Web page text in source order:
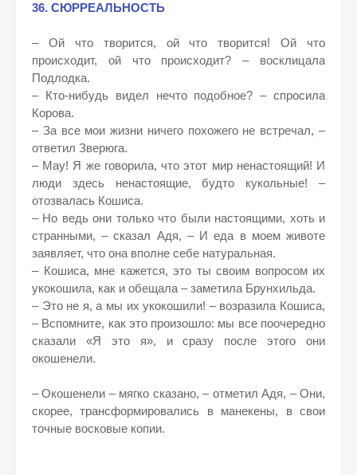
36. СЮРРЕАЛЬНОСТЬ
– Ой что творится, ой что творится! Ой что
происходит, ой что происходит? – восклицала
Подлодка.
– Кто-нибудь видел нечто подобное? – спросила
Корова.
– За все мои жизни ничего похожего не встречал, –
ответил Зверюга.
– Мау! Я же говорила, что этот мир ненастоящий! И
люди здесь ненастоящие, будто кукольные! –
отозвалась Кошиса.
– Но ведь они только что были настоящими, хоть и
странными, – сказал Адя, – И еда в моем животе
заявляет, что она вполне себе натуральная.
– Кошиса, мне кажется, это ты своим вопросом их
укокошила, как и обещала – заметила Брунхильда.
– Это не я, а мы их укокошили! – возразила Кошиса,
– Вспомните, как это произошло: мы все поочередно
сказали «Я это я», и сразу после этого они
окошенели.
– Окошенели – мягко сказано, – отметил Адя, – Они,
скорее, трансформировались в манекены, в свои
точные восковые копии.